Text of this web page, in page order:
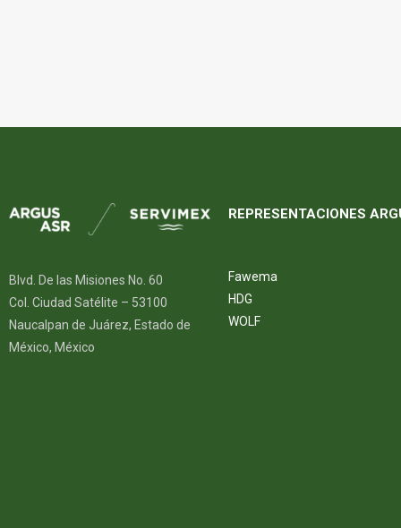
Blvd. De las Misiones No. 60
Col. Ciudad Satélite – 53100
Naucalpan de Juárez, Estado de
México, México
REPRESENTACIONES
Fawema
HDG
WOLF